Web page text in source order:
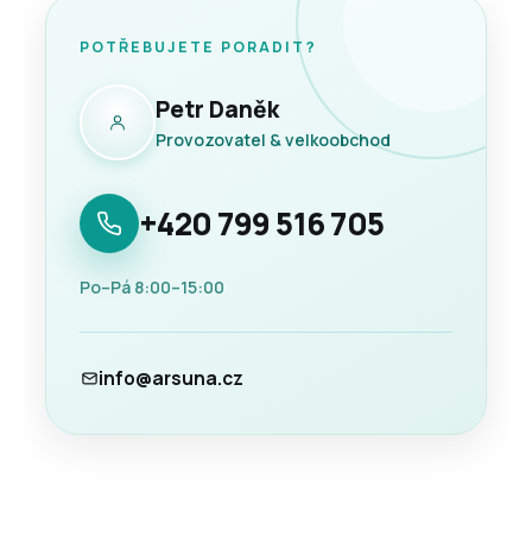
POTŘEBUJETE PORADIT?
Petr Daněk
Provozovatel & velkoobchod
+420 799 516 705
Po–Pá 8:00–15:00
info@arsuna.cz